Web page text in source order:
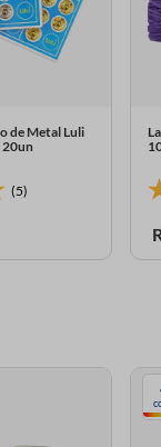
de Metal Luli
20un
(5)